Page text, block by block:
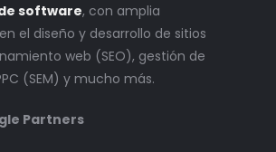
software, con amplia
el diseño y desarrollo de sitios
web (SEO), gestión de
(SEM) y mucho más.
Partners